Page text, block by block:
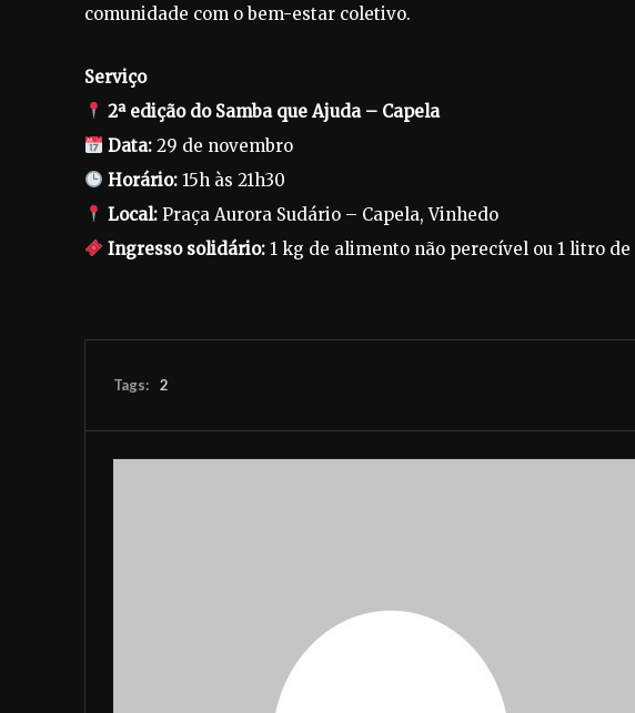
comunidade com o bem-estar coletivo.
Serviço
2ª edição do Samba que Ajuda – Capela
Data: 29 de novembro
Horário: 15h às 21h30
Local: Praça Aurora Sudário – Capela, Vinhedo
Ingresso solidário: 1 kg de alimento não perecível ou 1 litro
Tags: 2